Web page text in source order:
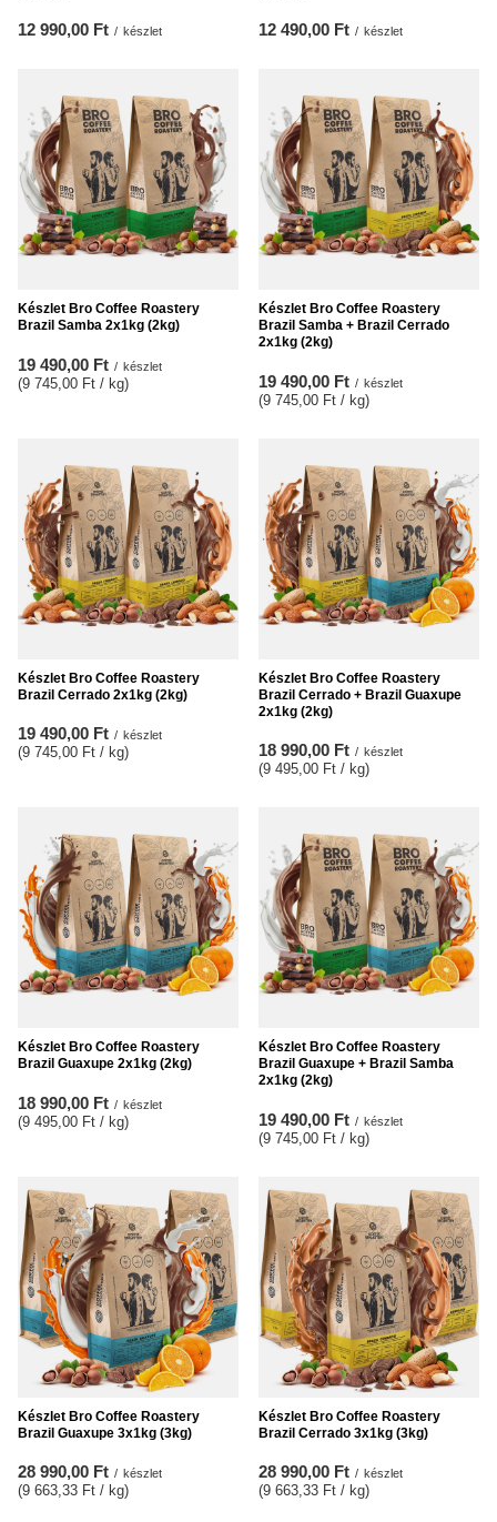
12 990,00 Ft / készlet 12 490,00 Ft / készlet
Készlet Bro Coffee Roastery
Brazil Samba 2x1kg (2kg)
19 490,00 Ft / készlet
(9 745,00 Ft / kg)
Készlet Bro Coffee Roastery
Brazil Samba + Brazil Cerrado
2x1kg (2kg)
19 490,00 Ft / készlet
(9 745,00 Ft / kg)
Készlet Bro Coffee Roastery
Brazil Cerrado 2x1kg (2kg)
19 490,00 Ft / készlet
(9 745,00 Ft / kg)
Készlet Bro Coffee Roastery
Brazil Cerrado + Brazil Guaxupe
2x1kg (2kg)
18 990,00 Ft / készlet
(9 495,00 Ft / kg)
Készlet Bro Coffee Roastery
Brazil Guaxupe 2x1kg (2kg)
18 990,00 Ft / készlet
(9 495,00 Ft / kg)
Készlet Bro Coffee Roastery
Brazil Guaxupe + Brazil Samba
2x1kg (2kg)
19 490,00 Ft / készlet
(9 745,00 Ft / kg)
Készlet Bro Coffee Roastery
Brazil Guaxupe 3x1kg (3kg)
28 990,00 Ft / készlet
(9 663,33 Ft / kg)
Készlet Bro Coffee Roastery
Brazil Cerrado 3x1kg (3kg)
28 990,00 Ft / készlet
(9 663,33 Ft / kg)